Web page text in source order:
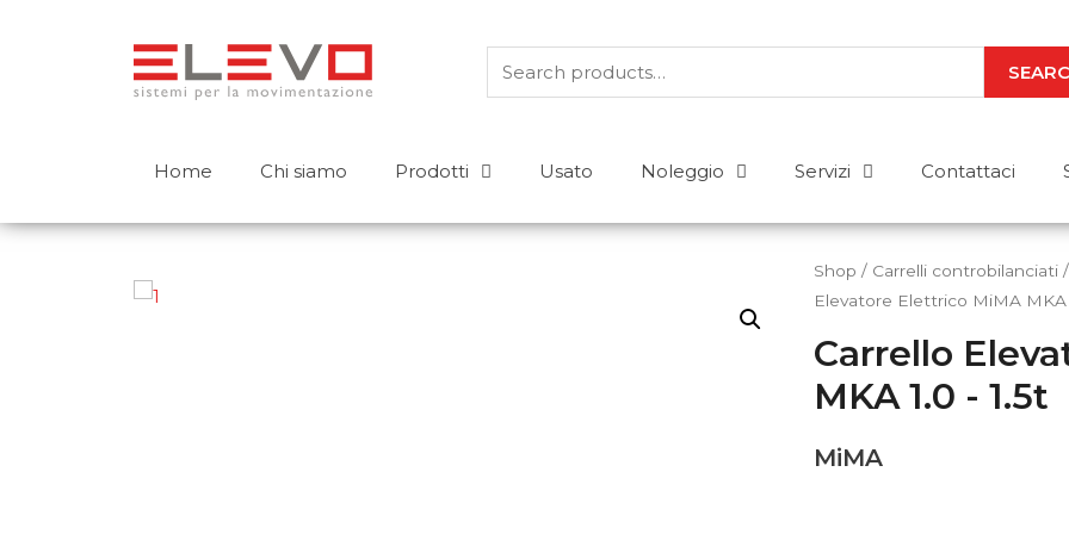
Home Chi siamo Prodotti
Abbiamo le risposte
Acquisto o noleggio? Stoccaggio o
risposta a tutte le tue domande.
Usato Noleggio Servizi Contattaci
Shop / Carrelli controbilanciati /
Elevatore Elettrico MiMA MKA
Carrello
MKA 1.0 - 1.5t
MiMA